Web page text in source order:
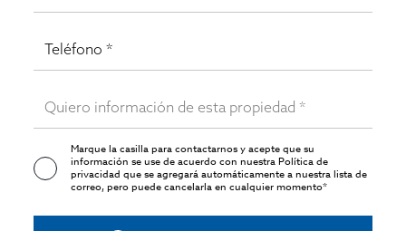
Marque la casilla para contactarnos y acepte que su
información se use de acuerdo con nuestraPolítica de
privacidadque se agregará automáticamente a nuestra lista de
correo, pero puede cancelarla en cualquier momento*